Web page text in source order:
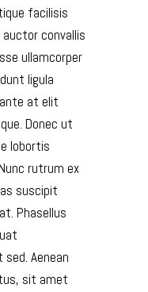
facilisis
convallis
ullamcorper
ligula
at elit
Donec ut
lobortis
rutrum ex
suscipit
Phasellus
Aenean
sit amet